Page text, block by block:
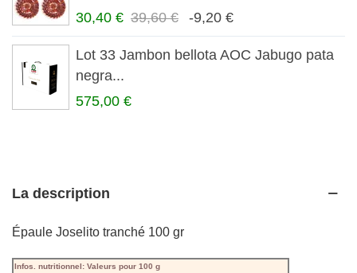
30,40 € 39,60 € -9,20 €
Lot 33 Jambon bellota AOC Jabugo pata
negra...
575,00 €
La description
Épaule Joselito tranché 100 gr
Infos. nutritionnel: Valeurs pour 100 g